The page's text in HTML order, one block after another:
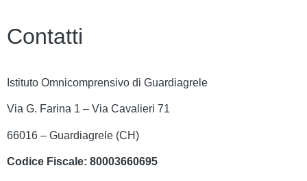
Contatti
Istituto Omnicomprensivo di Guardiagrele
Via G. Farina 1 – Via Cavalieri 71
66016 – Guardiagrele (CH)
Codice Fiscale: 80003660695